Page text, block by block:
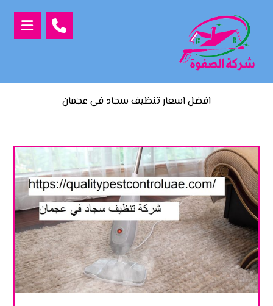
افضل اسعار تنظيف سجاد فى عجمان